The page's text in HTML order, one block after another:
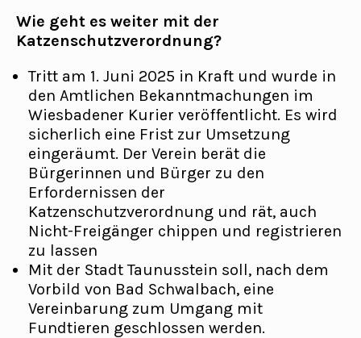
Wie geht es weiter mit der
Katzenschutzverordnung?
Tritt am 1. Juni 2025 in Kraft und wurde in
den Amtlichen Bekanntmachungen im
Wiesbadener Kurier veröffentlicht. Es wird
sicherlich eine Frist zur Umsetzung
eingeräumt. Der Verein berät die
Bürgerinnen und Bürger zu den
Erfordernissen der
Katzenschutzverordnung und rät, auch
Nicht-Freigänger chippen und registrieren
zu lassen
Mit der Stadt Taunusstein soll, nach dem
Vorbild von Bad Schwalbach, eine
Vereinbarung zum Umgang mit
Fundtieren geschlossen werden.